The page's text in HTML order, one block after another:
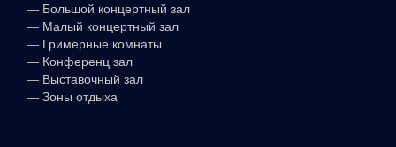
— Большой концертный зал
— Малый концертный зал
— Гримерные комнаты
— Конференц зал
— Выставочный зал
— Зоны отдыха